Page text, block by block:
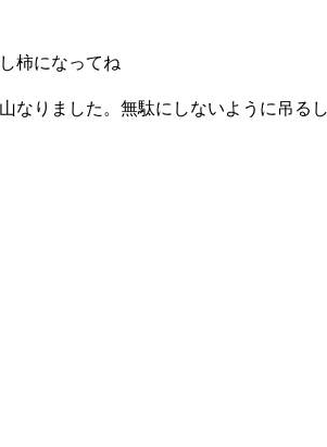
柿になってね
なりました。無駄にしないように吊る